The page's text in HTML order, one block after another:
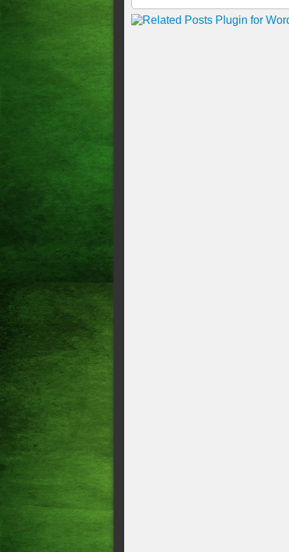
Lei contra abuso
The Intercept Brasil –